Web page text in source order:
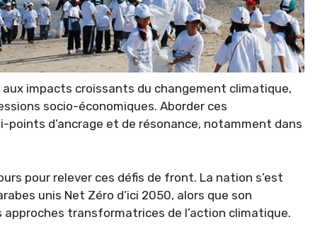
impacts croissants du changement climatique,
socio-économiques. Aborder ces
d’ancrage et de résonance, notamment dans
pour relever ces défis de front. La nation s’est
unis Net Zéro d’ici 2050, alors que son
approches transformatrices de l’action climatique.